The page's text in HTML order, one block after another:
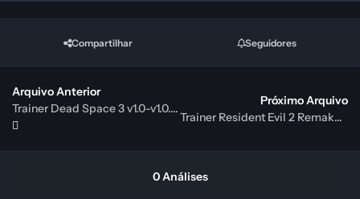
Compartilhar Seguidores
Arquivo Anterior
Trainer Dead Space 3 v1.0-v1.0.0.1 Plus 9 (FLiNG)
Próximo Arquivo
Trainer Resident Evil 2 Remake Demo Plus 4 {FLiNG}
0 Análises